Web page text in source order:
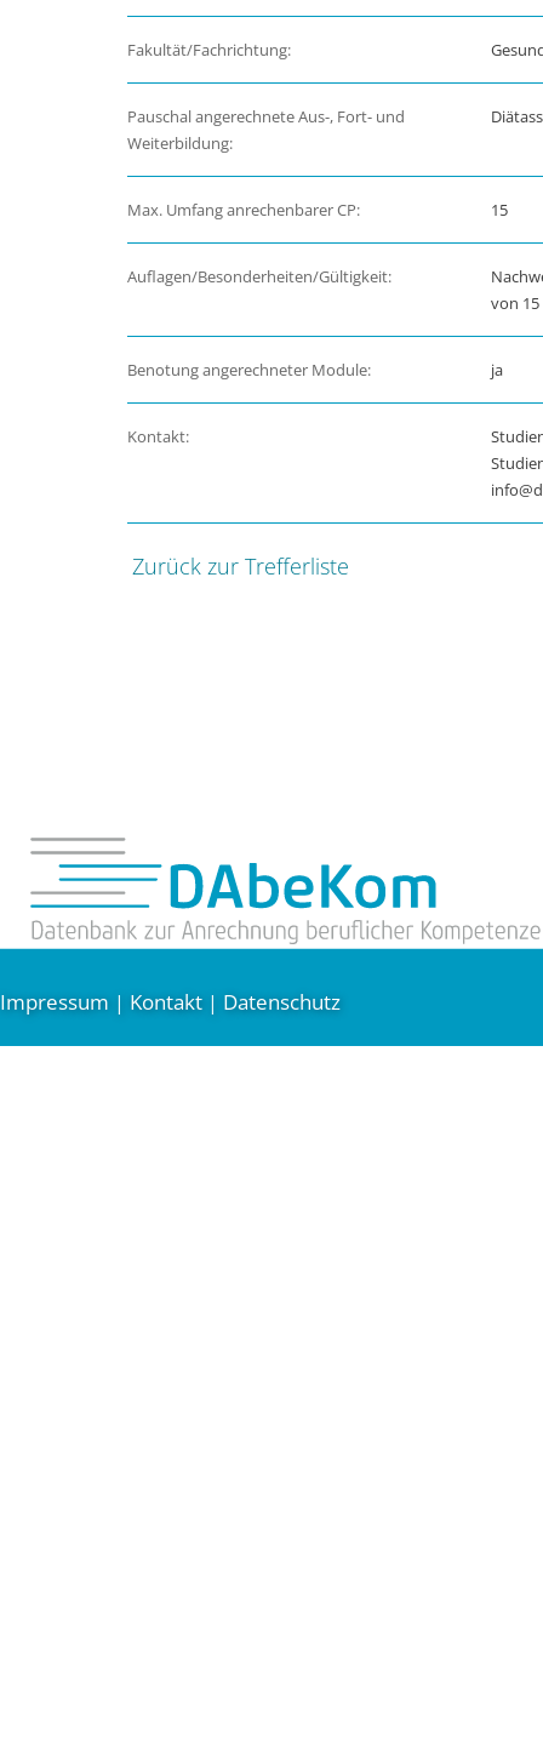
Fakultät/Fachrichtung:
Pauschal angerechnete Aus-, Fort- und
Weiterbildung:
Max. Umfang anrechenbarer CP: 15
Auflagen/Besonderheiten/Gültigkeit:
von
Benotung angerechneter Module: ja
Kontakt:
Zurück zur Trefferliste
Impressum | Kontakt | Datenschutz